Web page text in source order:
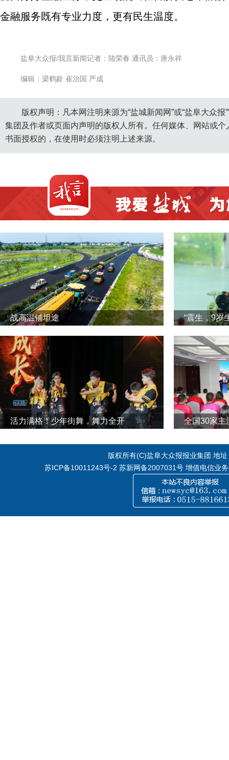
金融服务既有专业力度，更有民生温度。
盐阜大众报/我言新闻记者：陆荣春 通讯员：唐永祥
编辑：梁鹤龄 崔治国 严成
版权声明：凡本网注明来源为“盐城新闻网”或“盐阜大众
集团及作者或页面内声明的版权人所有。任何媒体、网站或
书面授权的，在使用时必须注明上述来源。
战高温铺坦途 “震生，9岁
活力满格！少年街舞，舞力全开 全国30家主
版权所有(C)盐阜大众报报业集团 地
苏ICP备10011243号-2 苏新网备2007031号 增值电信业